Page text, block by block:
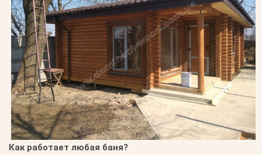
Как работает любая баня?